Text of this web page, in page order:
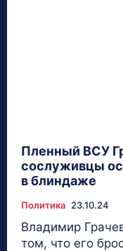
Пленный ВСУ
сослуживцы
в блиндаже
Политика 23.10.24
Владимир
том, что его